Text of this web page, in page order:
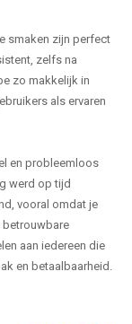
smaken zijn perfect
zelfs na
zo makkelijk in
als ervaren
en probleemloos
werd op tijd
vooral omdat je
betrouwbare
aan iedereen die
en betaalbaarheid.